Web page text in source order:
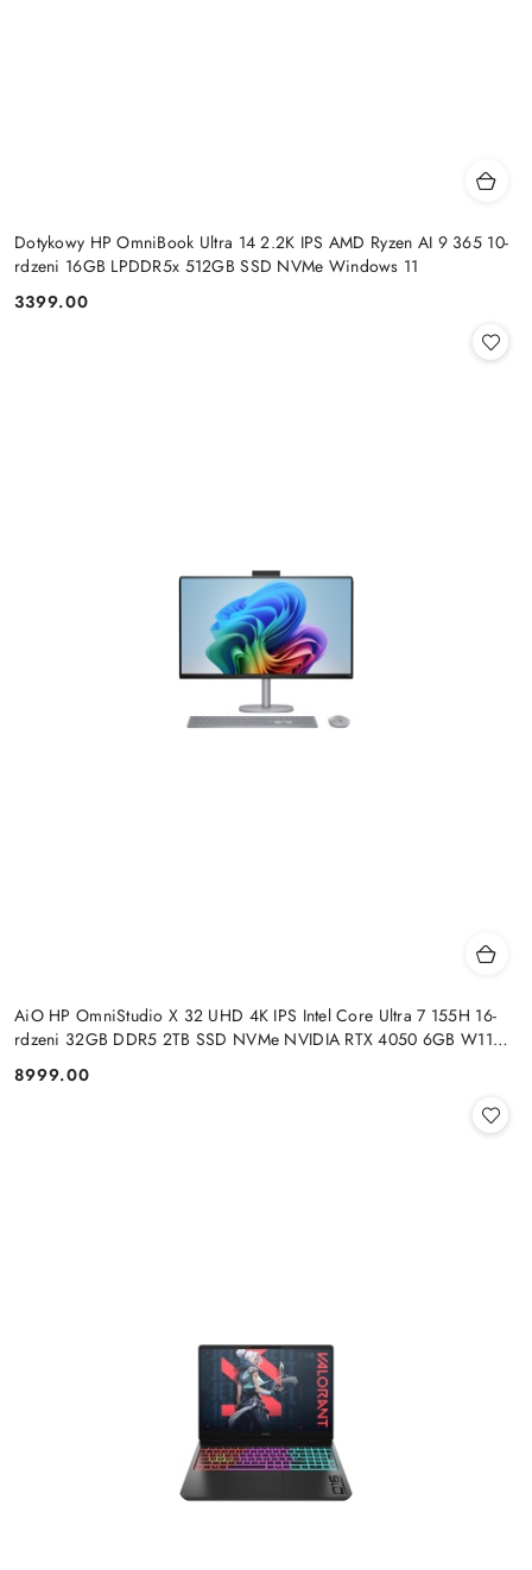
Dotykowy HP OmniBook Ultra 14 2.2K IPS AMD Ryzen AI 9 365 10-
rdzeni 16GB LPDDR5x 512GB SSD NVMe Windows 11
Cena:
3399.00
AiO HP OmniStudio X 32 UHD 4K IPS Intel Core Ultra 7 155H 16-
rdzeni 32GB DDR5 2TB SSD NVMe NVIDIA RTX 4050 6GB W11
+klaw. i mysz
Cena:
8999.00